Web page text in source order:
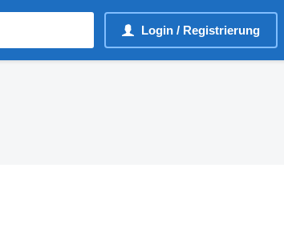
Login / Registrierung